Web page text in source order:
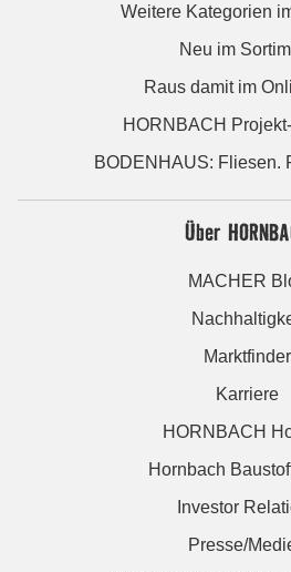
Weitere Kategorien
Neu im
Raus damit im
HORNBACH
BODENHAUS: Fliesen.
Über
MACHER
Marktfinder
Karriere
HORNBACH
Hornbach
Investor
Presse/